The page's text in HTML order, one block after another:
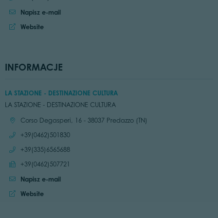
Napisz e-mail
Website
INFORMACJE
LA STAZIONE - DESTINAZIONE CULTURA
LA STAZIONE - DESTINAZIONE CULTURA
Location:Corso Degasperi, 16 - 38037 Predazzo (TN)
Call:
+39(0462)501830
Call:
+39(335)6565688
Send fax:
+39(0462)507721
Napisz e-mail
Website:
Website